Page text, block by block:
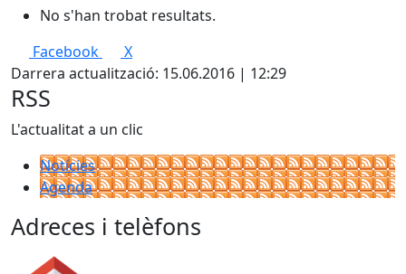
No s'han trobat resultats.
Facebook
X
Darrera actualització: 15.06.2016 | 12:29
RSS
L'actualitat a un clic
Notícies
Agenda
Adreces i telèfons